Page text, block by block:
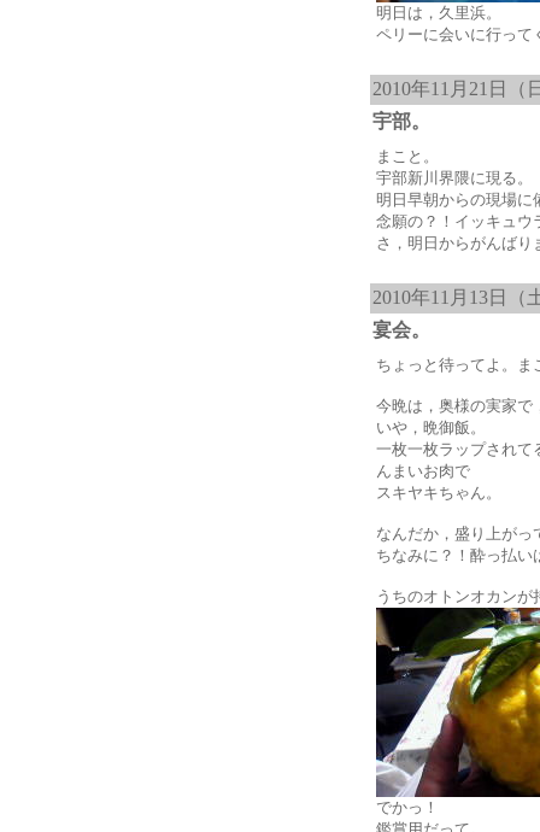
明日は，久里浜。
ペリーに会いに行って
2010年11月21日（
宇部。
まこと。
宇部新川界隈に現る。
明日早朝からの現場に
念願の？！イッキュウ
さ，明日からがんばり
2010年11月13日（
宴会。
ちょっと待ってよ。ま
今晩は，奥様の実家で
いや，晩御飯。
一枚一枚ラップされて
んまいお肉で
スキヤキちゃん。
なんだか，盛り上がっ
ちなみに？！酔っ払い
うちのオトンオカンが
でかっ！